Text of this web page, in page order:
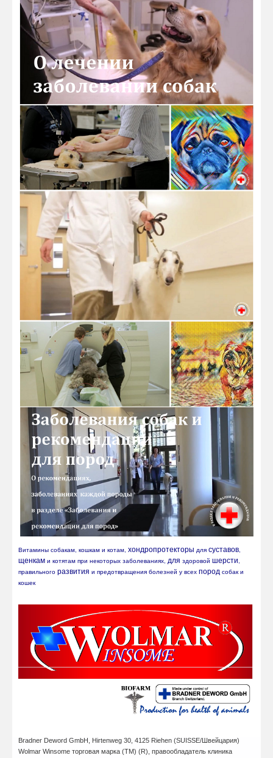
Витамины собакам, кошкам и котам, хондропротекторы для суставов
щенкам и котятам при некоторых заболеваниях, для здоровой шерсти,
правильного развития и предотвращения болезней у всех пород собак и
кошек
Bradner Deword GmbH, Hirtenweg 30, 4125 Riehen (SUISSE/Швейцария)
Wolmar Winsome торговая марка (ТМ) (R), правообладатель клиника